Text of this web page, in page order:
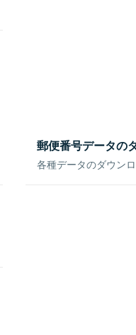
郵便番号データの
各種データのダウン